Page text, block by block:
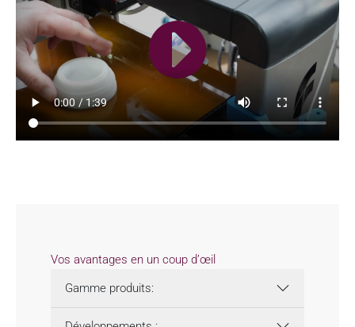
Vos avantages en un coup d’œil
Gamme produits: